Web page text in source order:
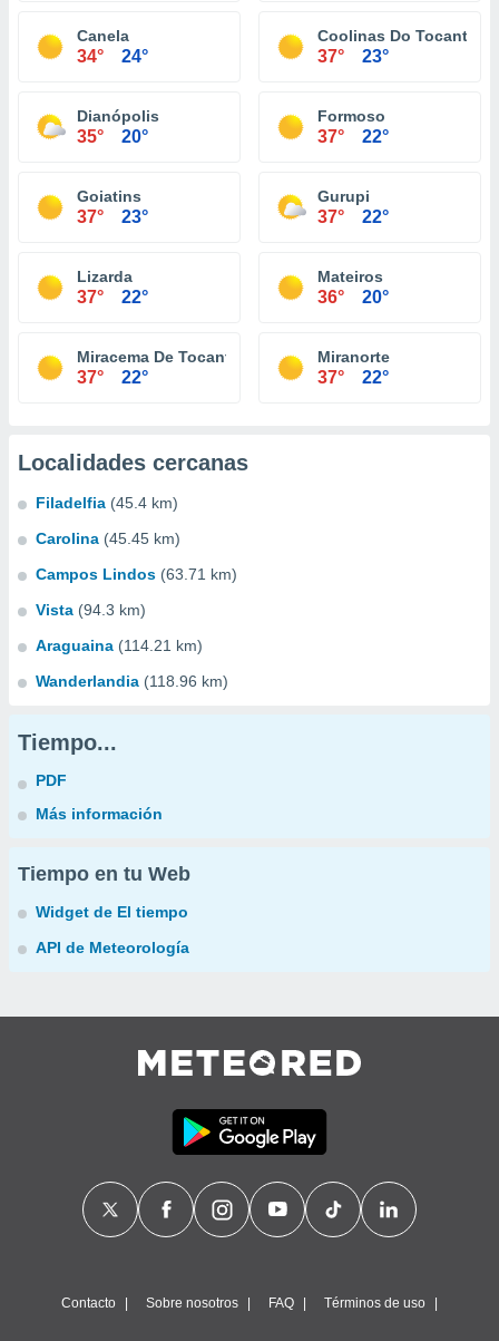
Canela
34° 24°
Coolinas Do Tocantins
37° 23°
Dianópolis
35° 20°
Formoso
37° 22°
Goiatins
37° 23°
Gurupi
37° 22°
Lizarda
37° 22°
Mateiros
36° 20°
Miracema De Tocantins
37° 22°
Miranorte
37° 22°
Localidades cercanas
Filadelfia (45.4 km)
Carolina (45.45 km)
Campos Lindos (63.71 km)
Vista (94.3 km)
Araguaina (114.21 km)
Wanderlandia (118.96 km)
Tiempo...
PDF
Más información
Tiempo en tu Web
Widget de El tiempo
API de Meteorología
Contacto Sobre nosotros FAQ Términos de uso